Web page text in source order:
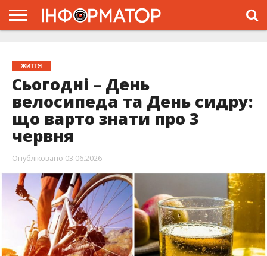
ПРОЄКТ
ЖИТТЯ
Сьогодні – День
велосипеда та День сидру:
що варто знати про 3
червня
Опубліковано 03.06.2026